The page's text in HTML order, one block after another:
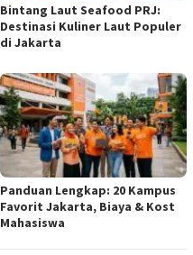
Bintang Laut Seafood PRJ:
Destinasi Kuliner Laut Populer
di Jakarta
Panduan Lengkap: 20 Kampus
Favorit Jakarta, Biaya & Kost
Mahasiswa